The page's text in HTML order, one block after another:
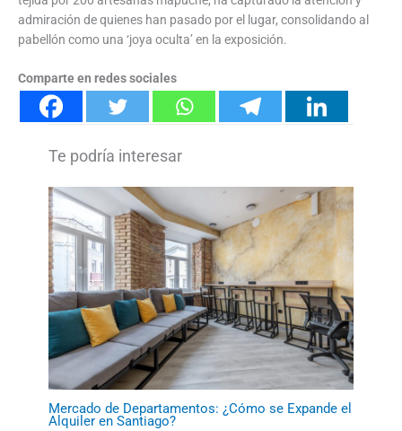
admiración de quienes han pasado por el lugar, consolidando al
pabellón como una ‘joya oculta’ en la exposición.
Comparte en redes sociales
Mercado de Departamentos: ¿Cómo se Expande el
Alquiler en Santiago?